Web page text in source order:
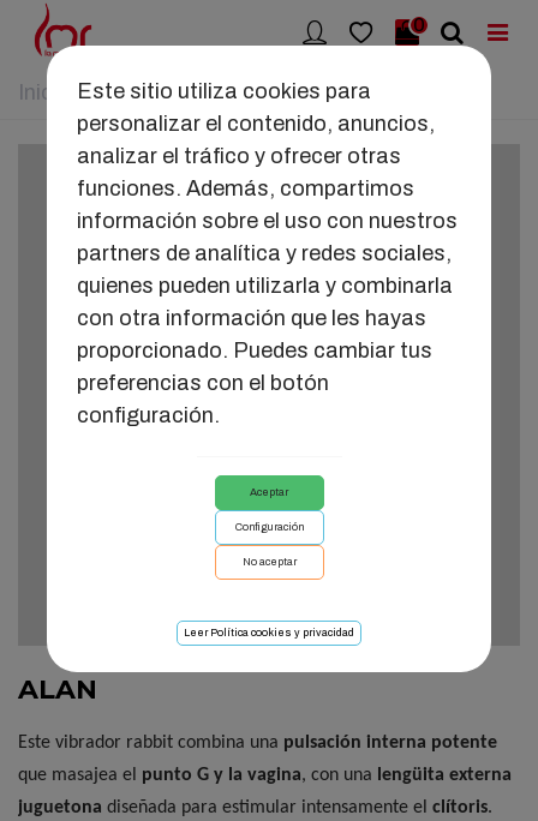
Este sitio utiliza cookies para
personalizar el contenido, anuncios,
analizar el tráfico y ofrecer otras
funciones. Además, compartimos
información sobre el uso con nuestros
partners de analítica y redes sociales,
quienes pueden utilizarla y combinarla
con otra información que les hayas
proporcionado. Puedes cambiar tus
preferencias con el botón
configuración.
Aceptar
Configuración
No aceptar
Leer Política cookies y privacidad
0
Inicio > JUGUETES > ALAN
ALAN
Este vibrador rabbit combina una pulsación interna potente
que masajea el punto G y la vagina, con una lengüita externa
juguetona diseñada para estimular intensamente el clítoris.